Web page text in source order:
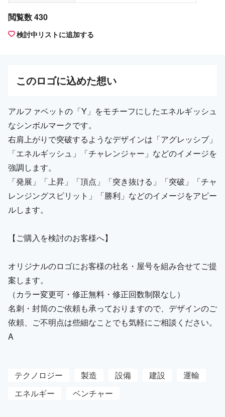
閲覧数 430
検討中リストに追加する
このロゴに込めた想い
アルファベットの「Y」をモチーフにしたエネルギッシュ
なシンボルマークです。
右肩上がりで突破するようなデザインは「アグレッシブ」
「エネルギッシュ」「チャレンジャー」などのイメージを
強調します。
「発展」「上昇」「頂点」「突き抜ける」「突破」「チャ
レンジングスピリット」「勝利」などのイメージをアピー
ルします。
【ご購入を検討のお客様へ】
オリジナルのロゴにお客様の社名・屋号を組み合せてご提
案します。
（カラー変更可・修正無料・修正回数制限なし）
名刺・封筒のご依頼も承っておりますので、デザインのご
依頼、ご不明点は些細なことでも気軽にご相談ください。
A
テクノロジー 製造 設備 建設
運輸
エネルギー
ベンチャー